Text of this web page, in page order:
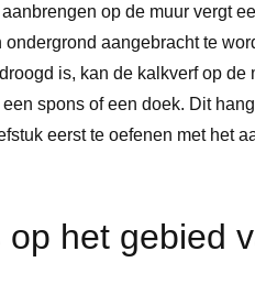
op de muur vergt
ondergrond aangebracht te
is, kan de kalkverf op
spons of een doek. Dit
eerst te oefenen met het
op het gebied
at good prices. Also expert
support. Highly